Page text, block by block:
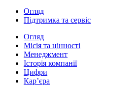
Огляд
Підтримка та сервіс
Огляд
Місія та цінності
Менеджмент
Історія компанії
Цифри
Кар’єра